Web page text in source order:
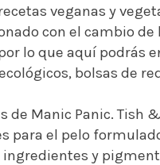
veganas y
con el cambio de
lo que aquí podrás
bolsas de
Manic Panic. Tish &
para el pelo
ingredientes y